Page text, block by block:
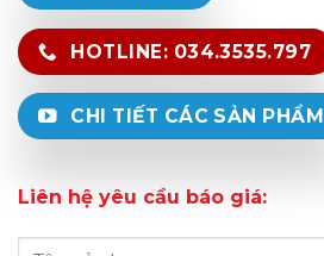
HOTLINE: 034.3535.797
CHI TIẾT CÁC SẢN PHẨM
Liên hệ yêu cầu báo giá: